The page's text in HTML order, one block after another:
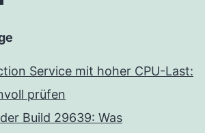
Service mit hoher CPU-Last:
prüfen
Build 29639: Was